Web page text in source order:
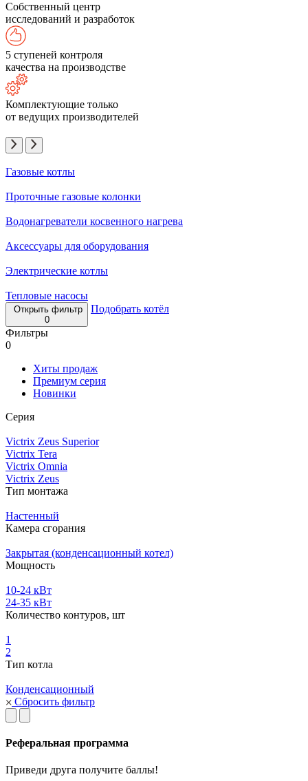
Собственный центр
исследований и разработок
5 ступеней контроля
качества на производстве
Комплектующие только
от ведущих производителей
Газовые котлы
Проточные газовые колонки
Водонагреватели косвенного нагрева
Аксессуары для оборудования
Электрические котлы
Тепловые насосы
Открыть фильтр
0
Подобрать котёл
Фильтры
0
Хиты продаж
Премиум серия
Новинки
Серия
Victrix Zeus Superior
Victrix Tera
Victrix Omnia
Victrix Zeus
Тип монтажа
Настенный
Камера сгорания
Закрытая (конденсационный котел)
Мощность
10-24 кВт
24-35 кВт
Количество контуров, шт
1
2
Тип котла
Конденсационный
Сбросить фильтр
Реферальная программа
Приведи друга получите баллы!